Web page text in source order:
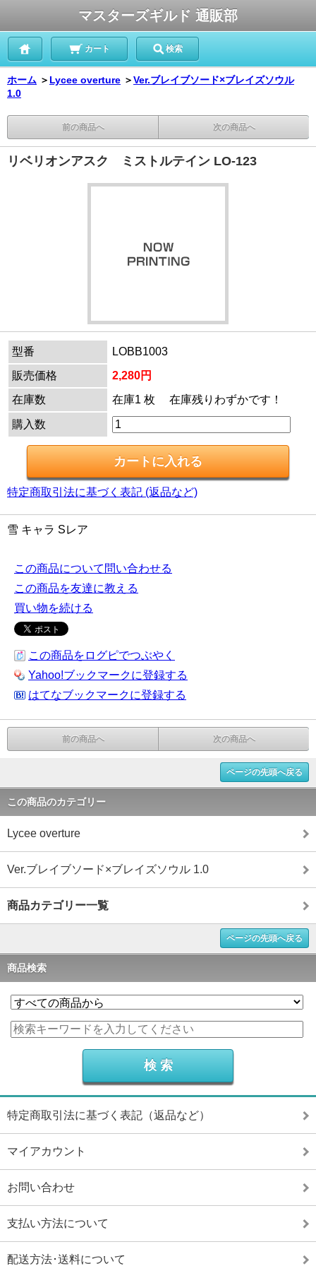
マスターズギルド 通販部
カート 検索
ホーム ＞ Lycee overture ＞Ver.ブレイブソード×ブレイズソウル
1.0
前の商品へ 次の商品へ
リベリオンアスク ミストルテイン LO-123
型番
LOBB1003
販売価格
2,280円
在庫数
在庫1 枚 在庫残りわずかです！
購入数
特定商取引法に基づく表記 (返品など)
雪 キャラ Sレア
この商品について問い合わせる
この商品を友達に教える
買い物を続ける
この商品をログピでつぶやく
Yahoo!ブックマークに登録する
はてなブックマークに登録する
前の商品へ 次の商品へ
ページの先頭へ戻る
この商品のカテゴリー
Lycee overture
Ver.ブレイブソード×ブレイズソウル 1.0
商品カテゴリー一覧
ページの先頭へ戻る
商品検索
特定商取引法に基づく表記（返品など）
マイアカウント
お問い合わせ
支払い方法について
配送方法･送料について